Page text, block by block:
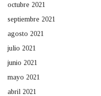
octubre 2021
septiembre 2021
agosto 2021
julio 2021
junio 2021
mayo 2021
abril 2021